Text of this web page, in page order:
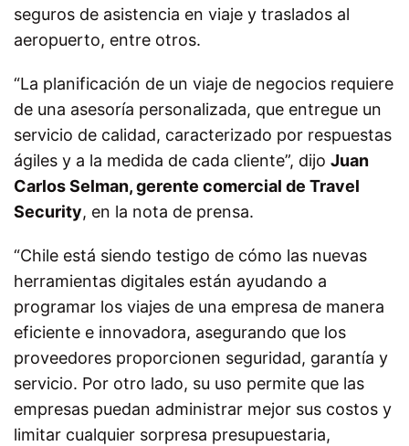
seguros de asistencia en viaje y traslados al
aeropuerto, entre otros.
“La planificación de un viaje de negocios requiere
de una asesoría personalizada, que entregue un
servicio de calidad, caracterizado por respuestas
ágiles y a la medida de cada cliente”, dijo Juan
Carlos Selman, gerente comercial de Travel
Security, en la nota de prensa.
“Chile está siendo testigo de cómo las nuevas
herramientas digitales están ayudando a
programar los viajes de una empresa de manera
eficiente e innovadora, asegurando que los
proveedores proporcionen seguridad, garantía y
servicio. Por otro lado, su uso permite que las
empresas puedan administrar mejor sus costos y
limitar cualquier sorpresa presupuestaria,